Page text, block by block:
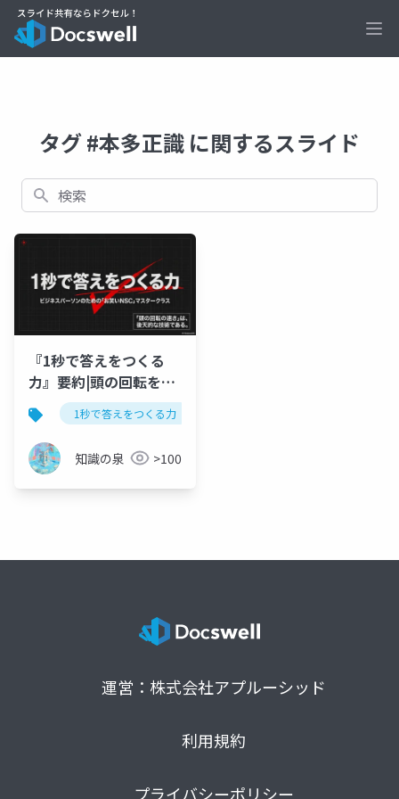
タグ #本多正識 に関するスライド
検索
『1秒で答えをつくる
力』要約|頭の回転を速
くする5つのレッスン徹
底解説
1秒で答えをつくる力
知識の泉 >100
運営：株式会社アプルーシッド
利用規約
プライバシーポリシー